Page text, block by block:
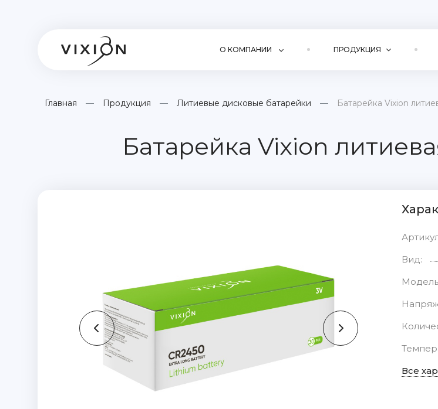
О КОМПАНИИ ПРОДУКЦИЯ
Главная Продукция Литиевые дисковые батарейки Батарейка Vixion
Батарейка Vixion
Вид:
Все